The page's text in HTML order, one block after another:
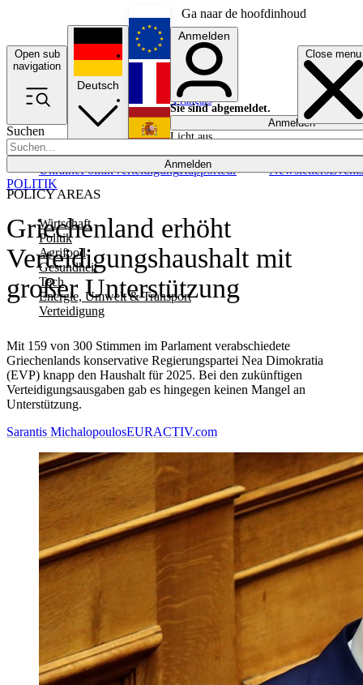
Ga naar de hoofdinhoud
Open sub
navigation
Close menu
Suchen
Anmelden
POLICY AREAS
Wirtschaft
Politik
Agrifood
Gesundheit
Tech
Energie, Umwelt & Transport
Verteidigung
UkrainePolitikVerteidigungRapporteur NewslettersEvents
Deutsch
English
Français
Anmelden
Sie sind abgemeldet.
Anmelden
Licht aus
Griechenland erhöht
Verteidigungshaushalt mit
großer Unterstützung
Mit 159 von 300 Stimmen im Parlament verabschiedete
Griechenlands konservative Regierungspartei Nea Dimokratia
(EVP) knapp den Haushalt für 2025. Bei den zukünftigen
Verteidigungsausgaben gab es hingegen keinen Mangel an
Unterstützung.
POLITIK
Sarantis MichalopoulosEURACTIV.com